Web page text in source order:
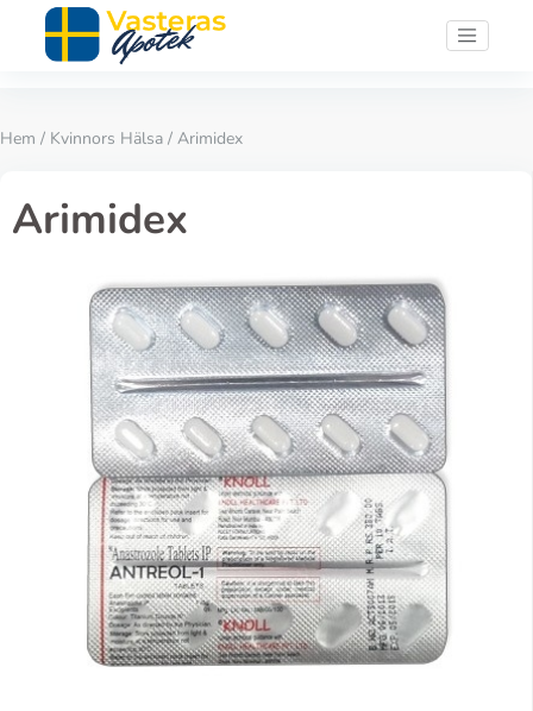
Hem / Kvinnors Hälsa / Arimidex
Arimidex